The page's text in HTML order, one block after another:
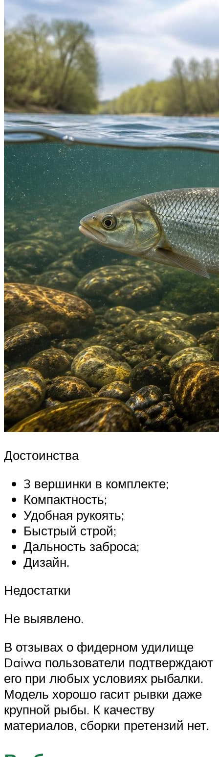
Достоинства
3 вершинки в комплекте;
Компактность;
Удобная рукоять;
Быстрый строй;
Дальность заброса;
Дизайн.
Недостатки
Не выявлено.
В отзывах о фидерном удилище
Daiwa пользователи подтверждают
его при любых условиях рыбалки.
Модель хорошо гасит рывки даже
крупной рыбы. К качеству
материалов, сборки претензий нет.